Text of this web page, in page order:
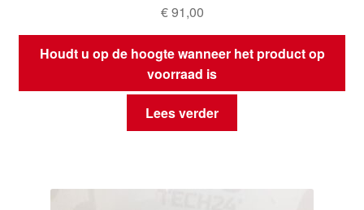
€91,00
Houdt u op de hoogte wanneer het product op
voorraad is
Lees verder